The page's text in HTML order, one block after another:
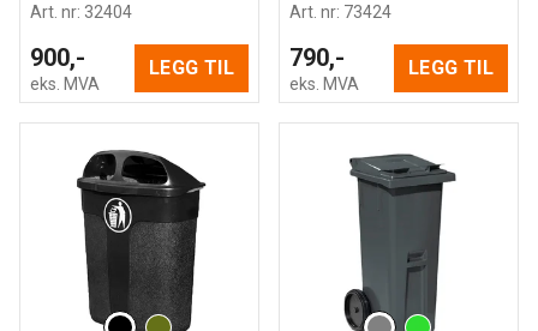
Art. nr: 32404
900,-
eks. MVA
LEGG TIL
Art. nr: 73424
790,-
eks. MVA
LEGG TIL